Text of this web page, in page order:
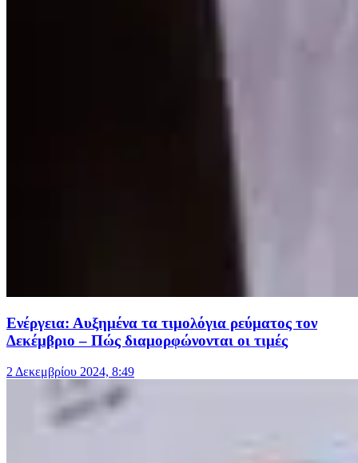
Ενέργεια: Αυξημένα τα τιμολόγια ρεύματος τον
Δεκέμβριο – Πώς διαμορφώνονται οι τιμές
2 Δεκεμβρίου 2024, 8:49